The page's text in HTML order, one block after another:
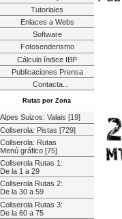
Tutoriales
Enlaces a Webs
Software
Fotosenderismo
Cálculo índice IBP
Publicaciones Prensa
Contacta...
Rutas por Zona
Alpes Suizos: Valais [19]
Collserola: Pistas [729]
Collserola: Rutas
Menú gráfico [75]
Collserola Rutas 1:
De la 1 a 29
Collserola Rutas 2:
De la 30 a 59
Collserola Rutas 3:
De la 60 a 75